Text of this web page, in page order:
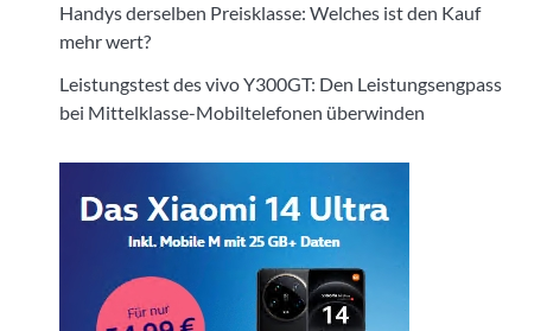
Handys derselben Preisklasse: Welches ist den Kauf
mehr wert?
Leistungstest des vivo Y300GT: Den Leistungsengpass
bei Mittelklasse-Mobiltelefonen überwinden